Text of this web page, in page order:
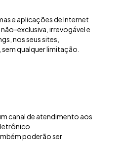
e aplicações de Internet
exclusiva, irrevogável e
nos seus sites,
qualquer limitação.
canal de atendimento aos
poderão ser